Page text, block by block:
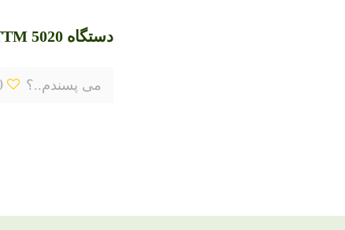
دستگاه HRTTM 5020
می پسندم..؟